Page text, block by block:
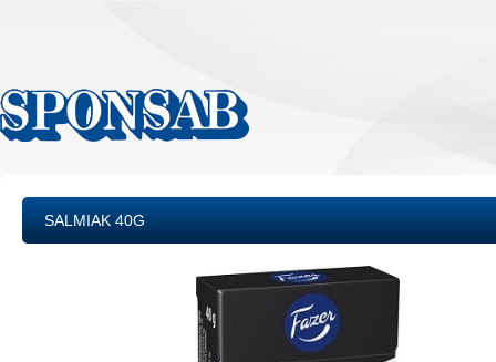
SALMIAK 40G